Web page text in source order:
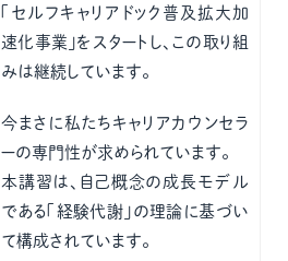
「セルフキャリアドック普及拡大加
速化事業」をスタートし、この取り組
みは継続しています。
今まさに私たちキャリアカウンセラ
ーの専門性が求められています。
本講習は、自己概念の成長モデル
である「経験代謝」の理論に基づい
て構成されています。